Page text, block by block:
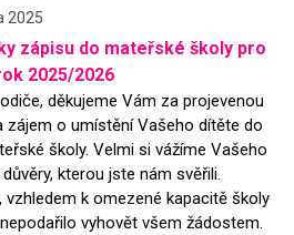
2025
zápisu do mateřské školy pro
2025/2026
děkujeme Vám za projevenou
zájem o umístění Vašeho dítěte do
školy. Velmi si vážíme Vašeho
kterou jste nám svěřili.
vzhledem k omezené kapacitě školy
vyhovět všem žádostem.